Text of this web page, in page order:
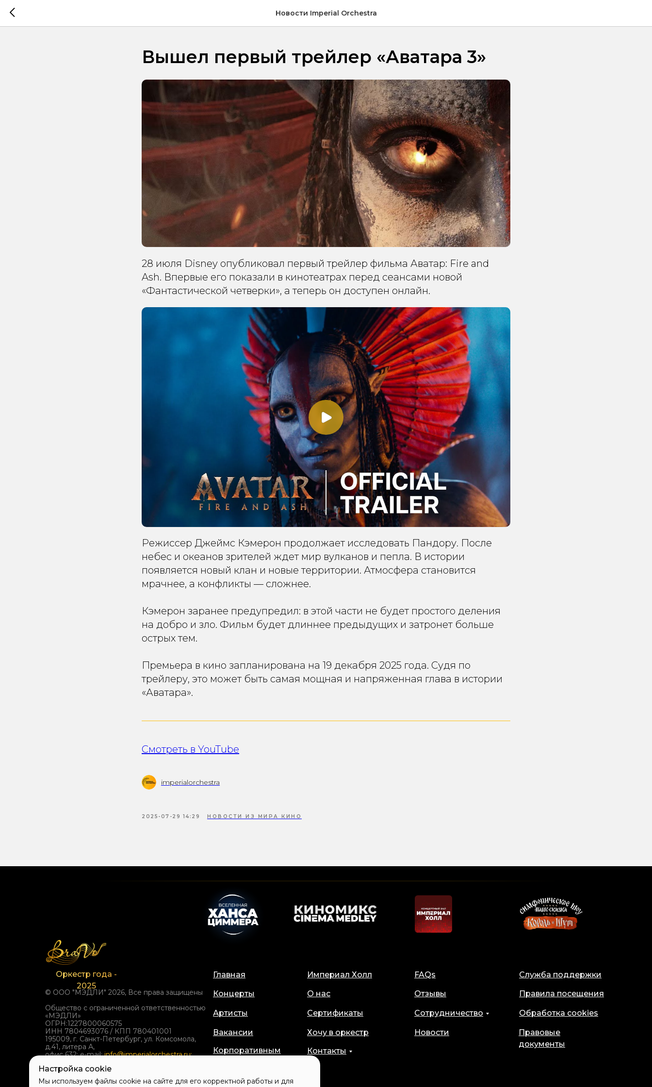
Новости Imperial Orchestra
Вышел первый трейлер «Аватара 3»
28 июля Disney опубликовал первый трейлер фильма Аватар: Fire and
Ash. Впервые его показали в кинотеатрах перед сеансами новой
«Фантастической четверки», а теперь он доступен онлайн.
Режиссер Джеймс Кэмерон продолжает исследовать Пандору. После
небес и океанов зрителей ждет мир вулканов и пепла. В истории
появляется новый клан и новые территории. Атмосфера становится
мрачнее, а конфликты — сложнее.
Кэмерон заранее предупредил: в этой части не будет простого деления
на добро и зло. Фильм будет длиннее предыдущих и затронет больше
острых тем.
Премьера в кино запланирована на 19 декабря 2025 года. Судя по
трейлеру, это может быть самая мощная и напряженная глава в истории
«Аватара».
Смотреть в YouTube
imperialorchestra
2025-07-29 14:29 НОВОСТИ ИЗ МИРА КИНО
© ООО "МЭДЛИ" 2026, Все права защищены
Общество с ограниченной ответственностью
«МЭДЛИ»
ОГРН:1227800060575
ИНН 7804693076 / КПП 780401001
195009, г. Санкт-Петербург, ул. Комсомола,
д.41, литера А,
офис 632; e-mail:info@imperialorchestra.ru;
т.8(812) 219 5000
Главная
Концерты
Артисты
Вакансии
Империал Холл
О нас
Сертификаты
Хочу в оркестр
FAQs
Отзывы
Сотрудничество
Новости
Правовые
документы
Служба поддержки
Правила посещения
Обработка cookies
Контакты
Корпоративным
Оркестр года -
2025
Настройка cookie
Мы используем файлы cookie на сайте для его корректной работы и для